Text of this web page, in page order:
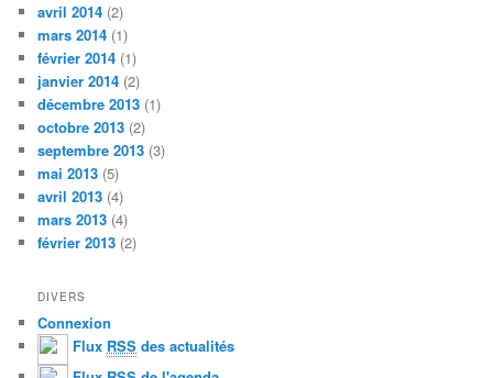
avril 2014 (2)
mars 2014 (1)
février 2014 (1)
janvier 2014 (2)
décembre 2013 (1)
octobre 2013 (2)
septembre 2013 (3)
mai 2013 (5)
avril 2013 (4)
mars 2013 (4)
février 2013 (2)
DIVERS
Connexion
Flux RSS des actualités